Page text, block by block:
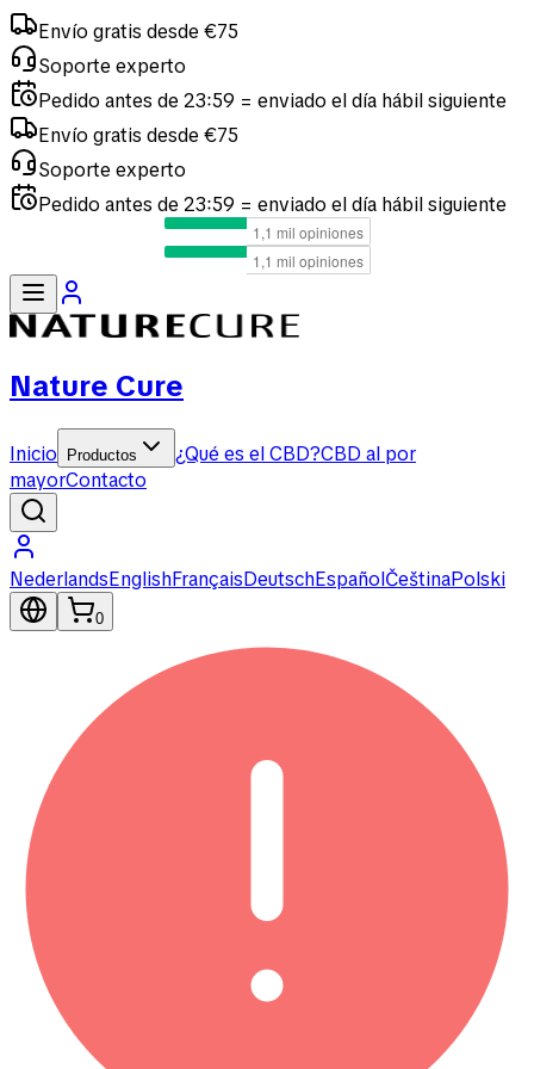
Envío gratis desde €75
Soporte experto
Pedido antes de 23:59 = enviado el día hábil siguiente
Envío gratis desde €75
Soporte experto
Pedido antes de 23:59 = enviado el día hábil siguiente
Nature Cure
Inicio Productos ¿Qué es el CBD?CBD al por
mayorContacto
NederlandsEnglishFrançaisDeutschEspañolČeštinaPolski
0